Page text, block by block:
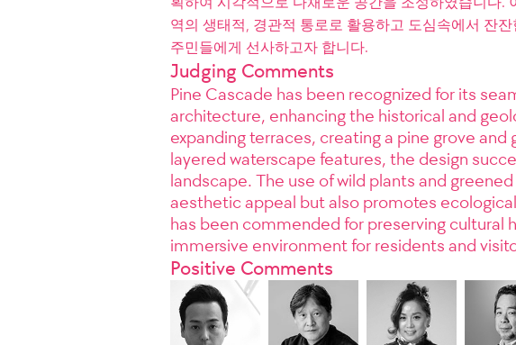
역의 생태적, 경관적 통로로 활용하고 도심속에서 잔
주민들에게 선사하고자 합니다.
Judging Comments
Pine Cascade has been recognized for its
architecture, enhancing the historical and
expanding terraces, creating a pine grove
layered waterscape features, the design
landscape. The use of wild plants and
aesthetic appeal but also promotes
has been commended for preserving cultural
immersive environment for residents and
Positive Comments